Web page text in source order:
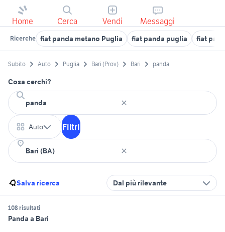
Home Cerca Vendi Messaggi
Ricerche fiat panda metano Puglia fiat panda puglia fiat
Subito Auto Puglia Bari (Prov) Bari panda
Cosa cerchi?
Auto Filtri
Salva ricerca Dal più rilevante
108 risultati
Panda a Bari